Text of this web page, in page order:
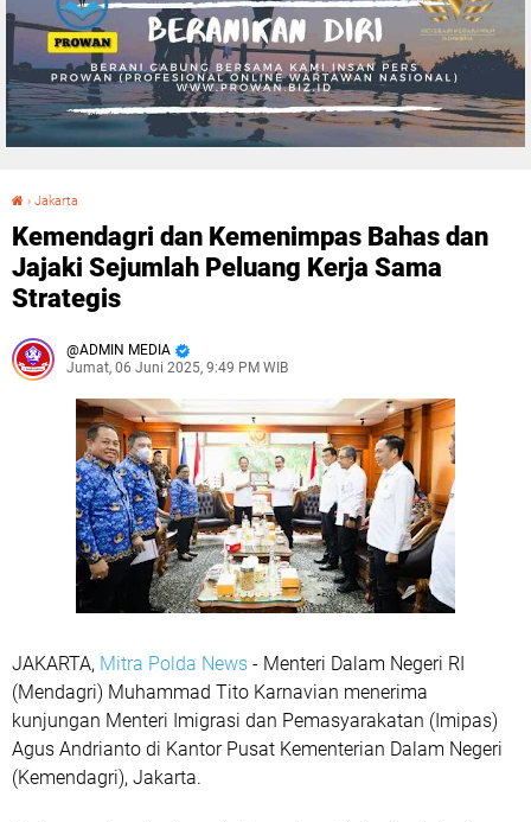
› Jakarta
Kemendagri dan Kemenimpas Bahas dan
Jajaki Sejumlah Peluang Kerja Sama
Strategis
ADMIN MEDIA
Jumat, 06 Juni 2025, 9:49 PM WIB
JAKARTA, Mitra Polda News - Menteri Dalam Negeri RI
(Mendagri) Muhammad Tito Karnavian menerima
kunjungan Menteri Imigrasi dan Pemasyarakatan (Imipas)
Agus Andrianto di Kantor Pusat Kementerian Dalam Negeri
(Kemendagri), Jakarta.